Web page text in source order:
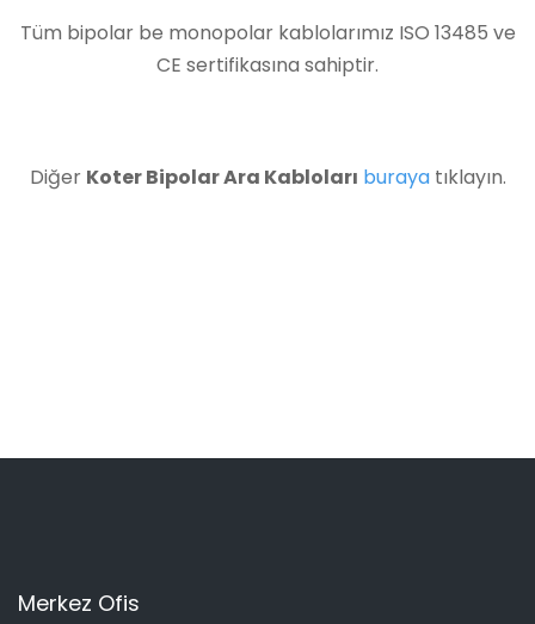
Tüm bipolar be monopolar kablolarımız ISO 13485 ve
CE sertifikasına sahiptir.
Diğer Koter Bipolar Ara Kabloları burayatıklayın.
Merkez Ofis